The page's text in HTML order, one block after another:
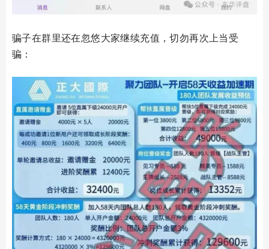
骗子在群里还在忽悠大家继续充值，切勿再次上当受
骗：